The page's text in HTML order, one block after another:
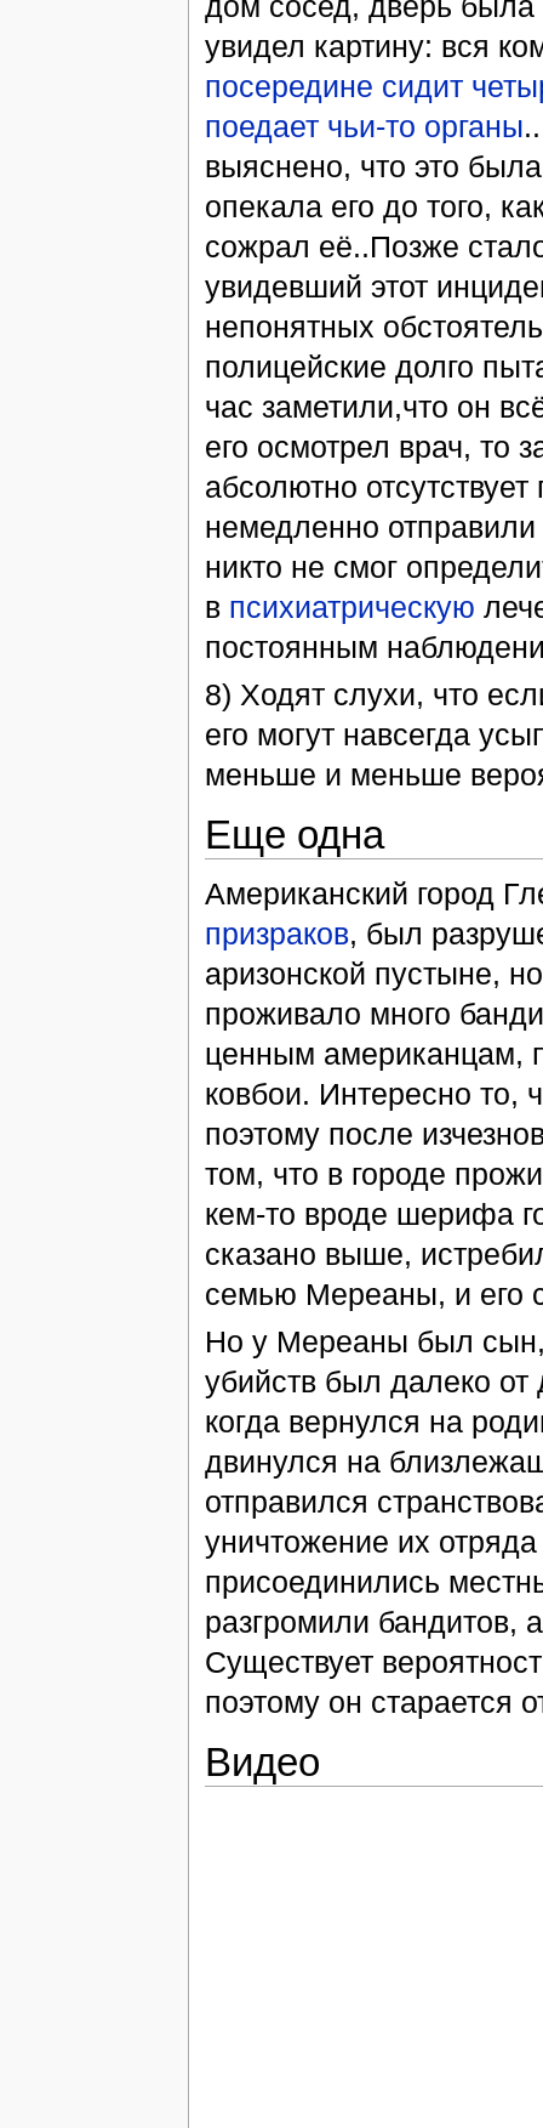
увидел картину: вся
посередине сидит
поедает чьи-то органы
выяснено, что это
опекала его до того,
сожрал её..Позже
увидевший этот
непонятных
полицейские долго
час заметили,что он
его осмотрел врач, то
абсолютно
немедленно
никто не смог
в психиатрическую
постоянным
8) Ходят слухи, что
его могут навсегда
меньше и меньше
Еще одна
Американский город
призраков, был
аризонской пустыне,
проживало много
ценным американцам,
ковбои. Интересно то,
поэтому после
том, что в городе
кем-то вроде шерифа
сказано выше,
семью Мереаны, и его
Но у Мереаны был сын,
убийств был далеко
когда вернулся на
двинулся на
отправился
уничтожение их
присоединились
разгромили бандитов,
Существует
поэтому он старается
Видео